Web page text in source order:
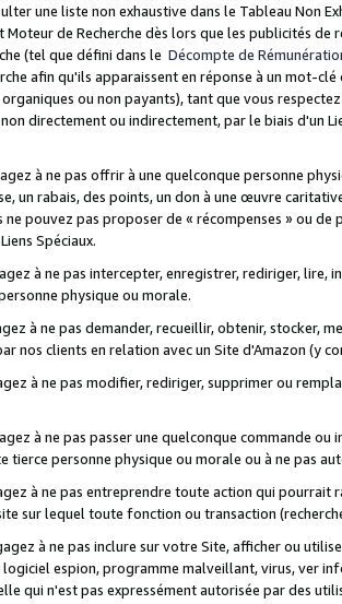
une liste non exhaustive dans le Tableau Non
de Recherche dès lors que les publicités de
(tel que défini dans le Décompte de
afin qu'ils apparaissent en réponse à un mot-
ou non payants), tant que vous
directement ou indirectement, par le biais d'un
à ne pas offrir à une quelconque personne
un rabais, des points, un don à une œuvre
ne pouvez pas proposer de « récompenses » ou
Spéciaux.
à ne pas intercepter, enregistrer, rediriger,
physique ou morale.
à ne pas demander, recueillir, obtenir, stocker,
nos clients en relation avec un Site d'Amazon (y
à ne pas modifier, rediriger, supprimer ou
à ne pas passer une quelconque commande
tierce personne physique ou morale ou à ne pas
à ne pas entreprendre toute action qui
sur lequel toute fonction ou transaction
à ne pas inclure sur votre Site, afficher ou
espion, programme malveillant, virus, ver
qui n'est pas expressément autorisée par des